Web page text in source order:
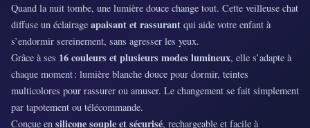
Quand la nuit tombe, une lumière douce change tout. Cette veilleuse chat
diffuse un éclairage apaisant et rassurant qui aide votre enfant à
s’endormir sereinement, sans agresser les yeux.
Grâce à ses 16 couleurs et plusieurs modes lumineux, elle s’adapte à
chaque moment : lumière blanche douce pour dormir, teintes
multicolores pour rassurer ou amuser. Le changement se fait simplement
par tapotement ou télécommande.
Conçue en silicone souple et sécurisé, rechargeable et facile à